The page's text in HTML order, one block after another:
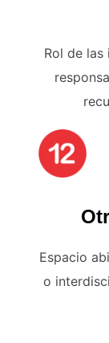
Rol de
Espacio
o